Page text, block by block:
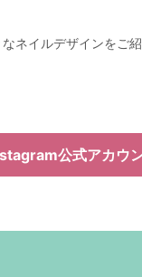
ネイルデザインをご紹
公式アカウ